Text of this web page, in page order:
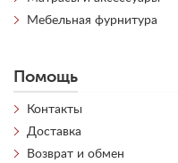
Мебельная фурнитура
Помощь
Контакты
Доставка
Возврат и обмен